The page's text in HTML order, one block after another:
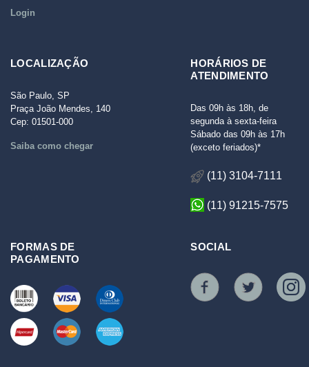
Login
LOCALIZAÇÃO
São Paulo, SP
Praça João Mendes, 140
Cep: 01501-000
Saiba como chegar
HORÁRIOS DE
ATENDIMENTO
Das 09h às 18h, de
segunda à sexta-feira
Sábado das 09h às 17h
(exceto feriados)*
(11) 3104-7111
(11) 91215-7575
FORMAS DE
PAGAMENTO
SOCIAL